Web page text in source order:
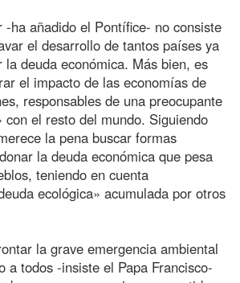
-ha añadido el Pontífice- no consiste
el desarrollo de tantos países ya
la deuda económica. Más bien, es
el impacto de las economías de
responsables de una preocupante
con el resto del mundo. Siguiendo
la pena buscar formas
la deuda económica que pesa
teniendo en cuenta
ecológica» acumulada por otros
la grave emergencia ambiental
a todos -insiste el Papa Francisco-